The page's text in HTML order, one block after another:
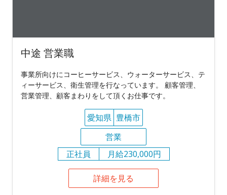
中途 営業職
事業所向けにコーヒーサービス、ウォーターサービス、テ
ィーサービス、衛生管理を行なっています。 顧客管理、
営業管理、顧客まわりをして頂くお仕事です。
愛知県 豊橋市
営業
正社員
月給230,000円
詳細を見る